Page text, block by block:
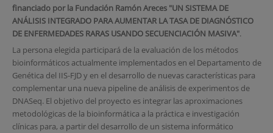
financiado por la Fundación Ramón Areces "UN SISTEMA DE
ANÁLISIS INTEGRADO PARA AUMENTAR LA TASA DE DIAGNÓSTICO
DE ENFERMEDADES RARAS USANDO SECUENCIACIÓN MASIVA".
La persona elegida participará de la evaluación de los métodos
bioinformáticos actualmente implementados en el Departamento de
Genética del IIS-FJD y en el desarrollo de nuevas características para
complementar una nueva pipeline de análisis de experimentos de
DNASeq. El objetivo del proyecto es integrar las aproximaciones
metodológicas de la bioinformática a la práctica e investigación
clínicas para, a partir del desarrollo de un sistema informático